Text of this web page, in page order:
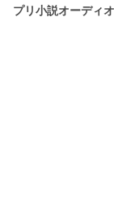
プリ小説オーディ